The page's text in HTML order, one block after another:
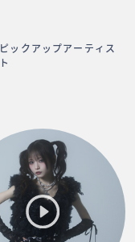
ピックアップアーティス
ト